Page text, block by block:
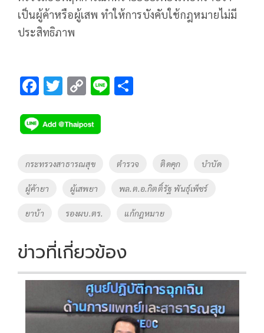
เป็นผู้ค้าหรือผู้เสพ ทำให้การบังคับใช้กฎหมายไม่มี
ประสิทธิภาพ
F
e
b
o
k
T
tt
er
C
p
y
Li
k
Li
Tags
กระทรวงสาธารณสุข ตำรวจ ติดคุก บำบัด
ผู้ค้ายา ผู้เสพยา พล.ต.อ.กิตติ์รัฐ พันธุ์เพ็ชร์
ยาบ้า รองผบ.ตร. แก้กฎหมาย
ข่าวที่เกี่ยวข้อง